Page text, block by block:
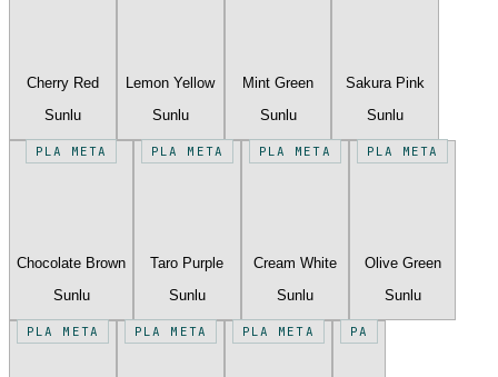
Cherry Red
Sunlu
Lemon Yellow
Sunlu
Mint Green
Sunlu
Sakura Pink
Sunlu
PLA META
Chocolate Brown
Sunlu
PLA META
Taro Purple
Sunlu
PLA META
Cream White
Sunlu
PLA META
Olive Green
Sunlu
PLA META PLA META PLA META PA